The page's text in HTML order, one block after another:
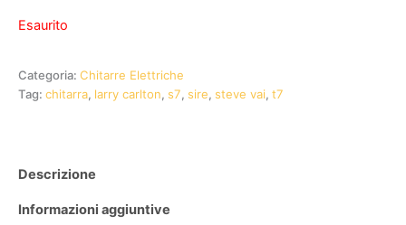
Esaurito
Categoria: Chitarre Elettriche
Tag: chitarra, larry carlton, s7, sire, steve vai, t7
Descrizione
Informazioni aggiuntive